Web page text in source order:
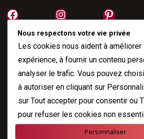
FacebookInstagramPinterest
À propos
Me joindre
Nous respectons votre vie privée
Les cookies nous aident à améliorer
expérience, à fournir un contenu
analyser le trafic. Vous pouvez
à autoriser en cliquant sur
sur Tout accepter pour consentir ou
pour refuser les cookies non
Personnaliser